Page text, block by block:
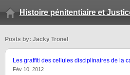
Histoire pénitentiaire et
Posts by: Jacky Tronel
Les graffiti des cellules disciplinaires de la
Fév 10, 2012